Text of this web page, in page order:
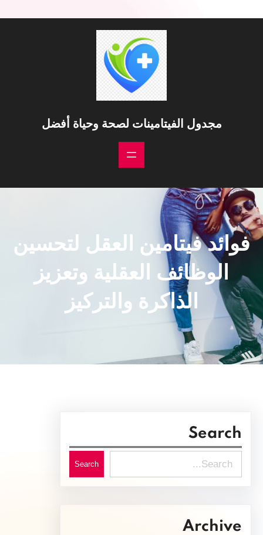
مجدول الفيتامينات لصحة وحياة أفضل
فوائد فيتامين العقل لتحسين
الوظائف العقلية وتعزيز
الذاكرة والتركيز
Search
e
c
Search
Archive